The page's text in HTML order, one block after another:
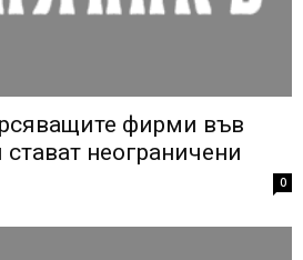
фирми във
неограничени
0